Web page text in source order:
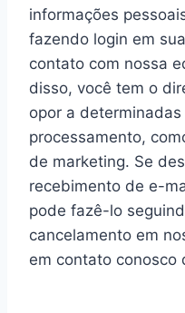
informações
fazendo login em
contato com nossa
disso, você tem o
opor a
processamento,
de marketing. Se
recebimento de e-
pode fazê-lo
cancelamento em
em contato conosco